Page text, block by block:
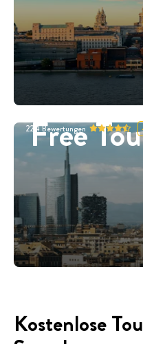
Free
224Bewertungen
Kostenlose